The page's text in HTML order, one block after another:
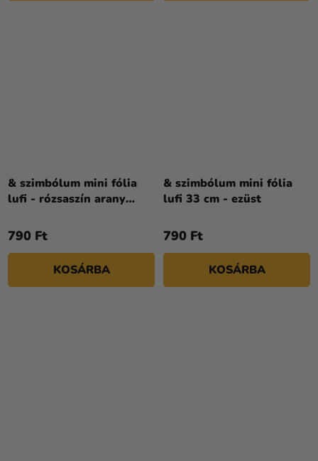
& szimbólum mini fólia
lufi - rózsaszín arany
790 Ft
KOSÁRBA
& szimbólum mini fólia
lufi 33 cm - ezüst
790 Ft
KOSÁRBA